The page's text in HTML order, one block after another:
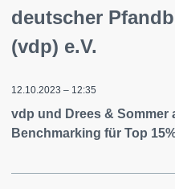
deutscher
(vdp) e.V.
12.10.2023 – 12:35
vdp und Drees & Sommer
Benchmarking für Top